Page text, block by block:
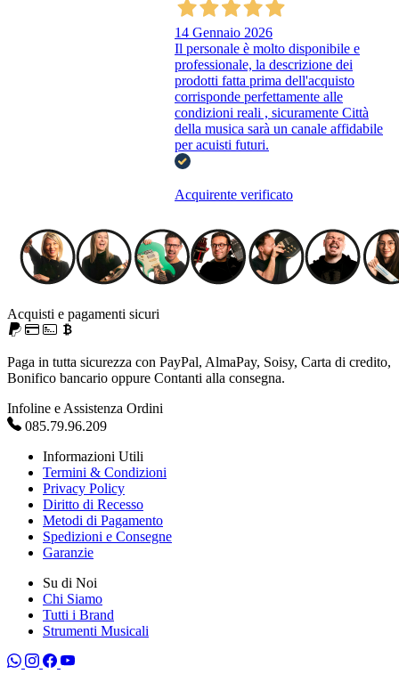
14 Gennaio 2026
Il personale è molto disponibile e
professionale, la descrizione dei
prodotti fatta prima dell'acquisto
corrisponde perfettamente alle
condizioni reali , sicuramente Città
della musica sarà un canale affidabile
per acuisti futuri.
Acquirente verificato
Acquisti e pagamenti sicuri
Paga in tutta sicurezza con PayPal, AlmaPay, Soisy, Carta di credito,
Bonifico bancario oppure Contanti alla consegna.
Infoline e Assistenza Ordini
085.79.96.209
Informazioni Utili
Termini & Condizioni
Privacy Policy
Diritto di Recesso
Metodi di Pagamento
Spedizioni e Consegne
Garanzie
Su di Noi
Chi Siamo
Tutti i Brand
Strumenti Musicali